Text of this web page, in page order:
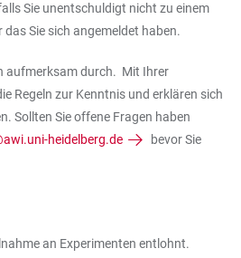
Sie unentschuldigt nicht zu einem
Sie sich angemeldet haben.
aufmerksam durch. Mit Ihrer
Regeln zur Kenntnis und erklären sich
Sollten Sie offene Fragen haben
heidelberg.de
bevor Sie
an Experimenten entlohnt.